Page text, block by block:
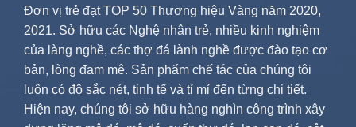
Đơn vị trẻ đạt TOP 50 Thương hiệu Vàng năm 2020,
2021. Sở hữu các Nghệ nhân trẻ, nhiều kinh nghiệm
của làng nghề, các thợ đá lành nghề được đào tạo cơ
bản, lòng đam mê. Sản phẩm chế tác của chúng tôi
luôn có độ sắc nét, tinh tế và tỉ mỉ đến từng chi tiết.
Hiện nay, chúng tôi sở hữu hàng nghìn công trình xây